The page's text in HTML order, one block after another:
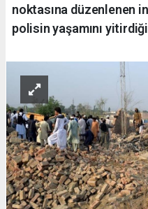
noktasına düzenlenen
polisin yaşamını